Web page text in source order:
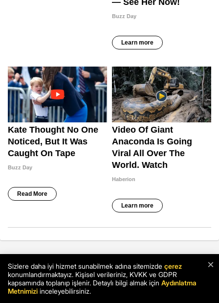
×
Sizlere daha iyi hizmet sunabilmek adına sitemizde çerez
konumlandırmaktayız. Kişisel verileriniz, KVKK ve GDPR
kapsamında toplanıp işlenir. Detaylı bilgi almak için Aydınlatma
Metnimizi inceleyebilirsiniz.